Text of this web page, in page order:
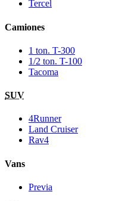
Tercel
Camiones
1 ton. T-300
1/2 ton. T-100
Tacoma
SUV
4Runner
Land Cruiser
Rav4
Vans
Previa